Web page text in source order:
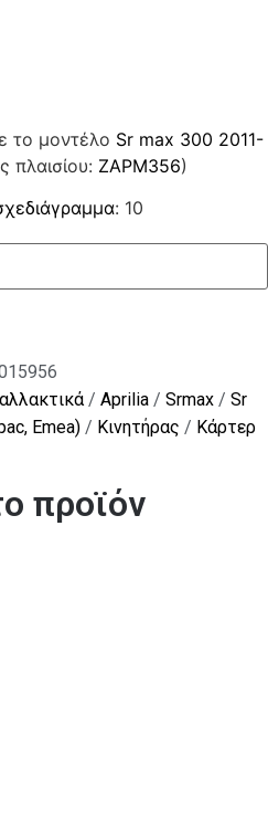
το μοντέλο Sr max 300 2011-
πλαισίου: ZAPM356)
: 10
/ Aprilia / Srmax / Sr
Emea) / Κινητήρας / Κάρτερ
προϊόν